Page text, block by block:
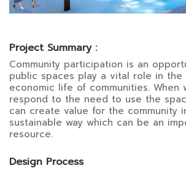
Project Summary :
Community participation is an
public spaces play a vital role in the
economic life of communities. When
respond to the need to use the
can create value for the community
sustainable way which can be an
resource.
Design Process